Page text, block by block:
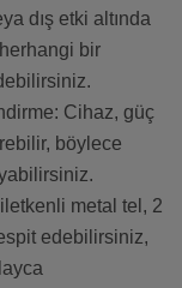
dış etki altında
bir
Cihaz, güç
böylece
metal tel, 2
edebilirsiniz,